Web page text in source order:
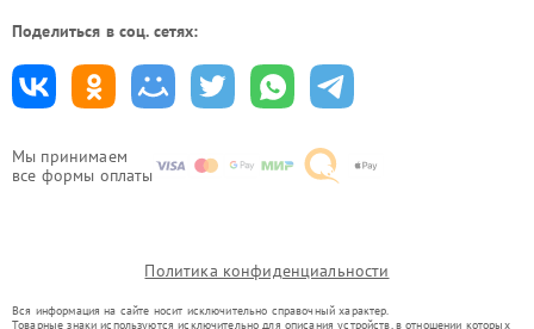
Мы принимаем
все формы оплаты
Поделиться в соц. сетях:
Политика конфиденциальности
Вся информация на сайте носит исключительно справочный характер.
Товарные знаки используются исключительно для описания устройств, в отношении которых